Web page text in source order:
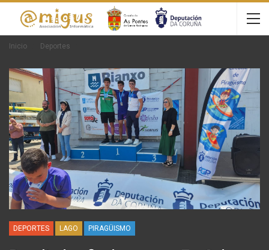
Inicio Deportes
DEPORTES LAGO PIRAGÜISMO